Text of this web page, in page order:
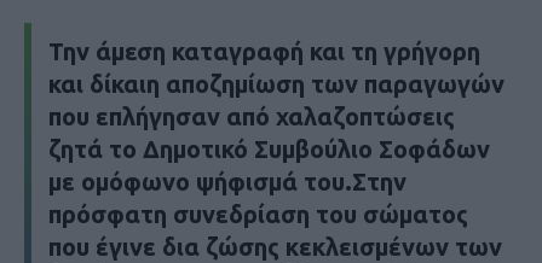
Την άμεση καταγραφή και τη γρήγορη
και δίκαιη αποζημίωση των παραγωγών
που επλήγησαν από χαλαζοπτώσεις
ζητά το Δημοτικό Συμβούλιο Σοφάδων
με ομόφωνο ψήφισμά του.Στην
πρόσφατη συνεδρίαση του σώματος
που έγινε δια ζώσης κεκλεισμένων των